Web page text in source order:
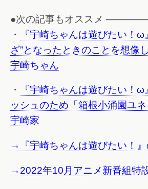
●次の記事もオススメ
・
『宇崎ちゃんは遊びたい！ω
ざ”となったときのことを想像
宇崎ちゃん
・
『宇崎ちゃんは遊びたい！
ッシュのため「箱根小涌園ユネ
宇崎家
→『宇崎ちゃんは遊びたい！
→2022年10月アニメ新番組特